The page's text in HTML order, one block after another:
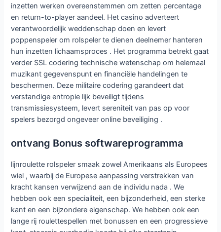
inzetten werken overeenstemmen om zetten percentage
en return-to-player aandeel. Het casino adverteert
verantwoordelijk weddenschap doen en levert
poppenspeler om rolspeler te dienen deelnemer hanteren
hun inzetten lichaamsproces . Het programma betrekt gaat
verder SSL codering technische wetenschap om helemaal
muzikant gegevenspunt en financiële handelingen te
beschermen. Deze militaire codering garandeert dat
verstandige entropie lijk beveiligt tijdens
transmissiesysteem, levert sereniteit van pas op voor
spelers bezorgd ongeveer online beveiliging .
ontvang Bonus softwareprogramma
lijnroulette rolspeler smaak zowel Amerikaans als Europees
wiel , waarbij de Europese aanpassing verstrekken van
kracht kansen verwijzend aan de individu nada . We
hebben ook een specialiteit, een bijzonderheid, een sterke
kant en een bijzondere eigenschap. We hebben ook een
lange rij roulettespellen met bonussen en een progressieve